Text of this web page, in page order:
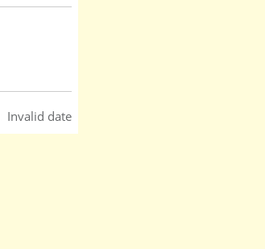
Invalid date